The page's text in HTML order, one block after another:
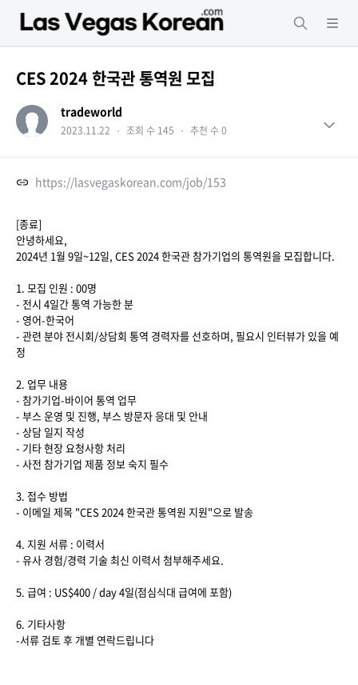
CES 2024 한국관 통역원 모집
tradeworld
2023.11.22 ・ 조회 수 145 ・ 추천 수 0
https://lasvegaskorean.com/job/153
[종료]
안녕하세요,
2024년 1월 9일~12일, CES 2024 한국관 참가기업의 통역원을 모집합니다.
1. 모집 인원 : 00명
- 전시 4일간 통역 가능한 분
- 영어-한국어
- 관련 분야 전시회/상담회 통역 경력자를 선호하며, 필요시 인터뷰가 있을 예
정
2. 업무 내용
- 참가기업-바이어 통역 업무
- 부스 운영 및 진행, 부스 방문자 응대 및 안내
- 상담 일지 작성
- 기타 현장 요청사항 처리
- 사전 참가기업 제품 정보 숙지 필수
3. 접수 방법
- 이메일 제목 "CES 2024 한국관 통역원 지원"으로 발송
4. 지원 서류 : 이력서
- 유사 경험/경력 기술 최신 이력서 첨부해주세요.
5. 급여 : US$400 / day 4일(점심식대 급여에 포함)
6. 기타사항
-서류 검토 후 개별 연락드립니다